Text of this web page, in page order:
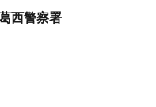
西警察署